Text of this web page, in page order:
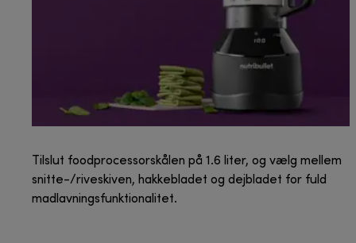
Tilslut foodprocessorskålen på 1.6 liter, og vælg mellem
snitte-/riveskiven, hakkebladet og dejbladet for fuld
madlavningsfunktionalitet.